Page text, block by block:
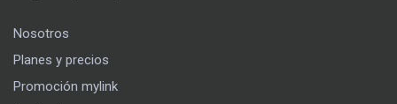
Nosotros
Planes y precios
Promoción mylink